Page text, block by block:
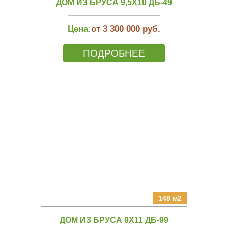
ДОМ ИЗ БРУСА 9,5Х10 ДБ-49
Цена:от 3 300 000 руб.
ПОДРОБНЕЕ
148 м2
ДОМ ИЗ БРУСА 9Х11 ДБ-99